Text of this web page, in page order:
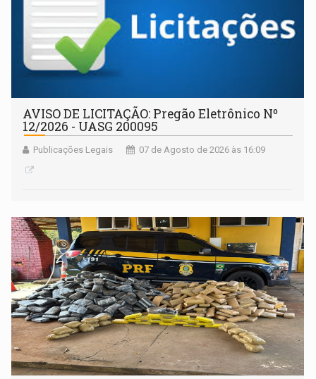
AVISO DE LICITAÇÃO: Pregão Eletrônico Nº
12/2026 - UASG 200095
Publicações Legais 07 de Agosto de 2026 às 16:09